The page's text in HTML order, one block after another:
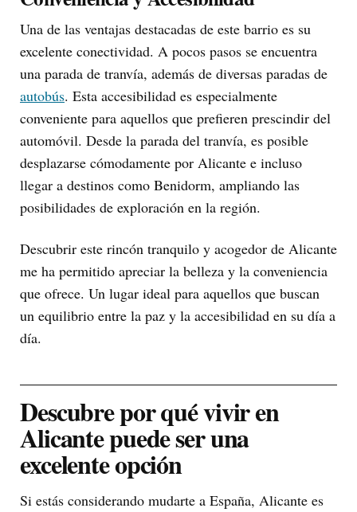
Una de las ventajas destacadas de este barrio es su
excelente conectividad. A pocos pasos se encuentra
una parada de tranvía, además de diversas paradas de
autobús. Esta accesibilidad es especialmente
conveniente para aquellos que prefieren prescindir del
automóvil. Desde la parada del tranvía, es posible
desplazarse cómodamente por Alicante e incluso
llegar a destinos como Benidorm, ampliando las
posibilidades de exploración en la región.
Descubrir este rincón tranquilo y acogedor de Alicante
me ha permitido apreciar la belleza y la conveniencia
que ofrece. Un lugar ideal para aquellos que buscan
un equilibrio entre la paz y la accesibilidad en su día a
día.
Descubre por qué vivir en
Alicante puede ser una
excelente opción
Si estás considerando mudarte a España, Alicante es